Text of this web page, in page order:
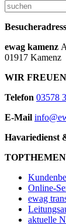
ewag kamenz
01917 Kamenz
WIR
Telefon 03578
E-Mail
Havariedienst
TOPTHEMEN
Online-
ewag
aktuelle